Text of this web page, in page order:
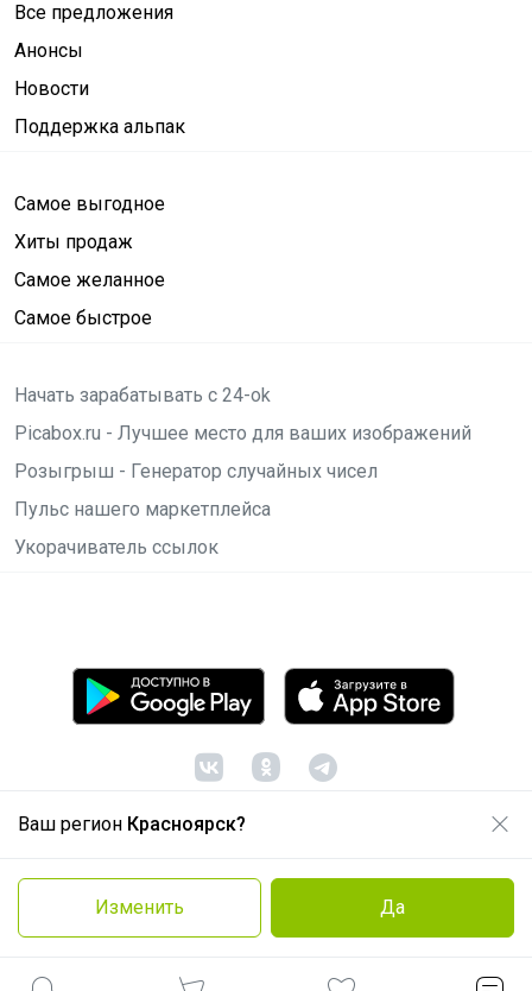
Ваш регион Красноярск?
Изменить Да
Все предложения
Анонсы
Новости
Поддержка альпак
Самое выгодное
Хиты продаж
Самое желанное
Самое быстрое
Начать зарабатывать с 24-ok
Picabox.ru - Лучшее место для ваших изображений
Розыгрыш - Генератор случайных чисел
Пульс нашего маркетплейса
Укорачиватель ссылок
© ООО "Лявита", ОГРН 1122468054070, 2012 -2026
Политика конфиденциальности
Cоглашение пользователя